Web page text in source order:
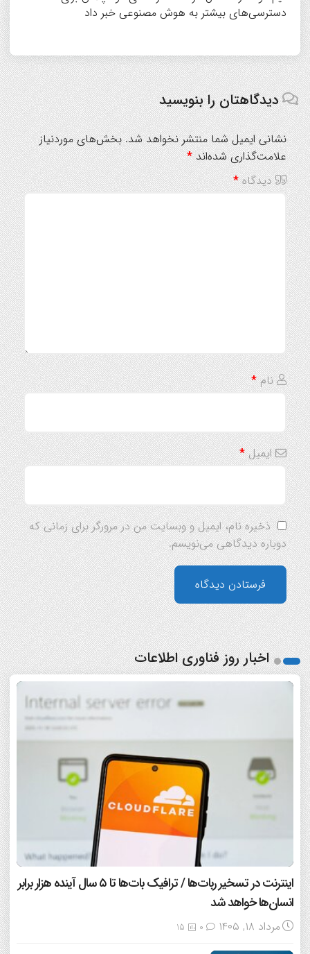
دسترسی‌های بیشتر به هوش مصنوعی خبر داد
دیدگاهتان را بنویسید
نشانی ایمیل شما منتشر نخواهد شد. بخش‌های موردنیاز
علامت‌گذاری شده‌اند*
دیدگاه*
نام*
ایمیل*
ذخیره نام، ایمیل و وبسایت من در مرورگر برای زمانی که
دوباره دیدگاهی می‌نویسم.
اخبار روز فناوری اطلاعات
اینترنت در تسخیر ربات‌ها / ترافیک بات‌ها تا ۵ سال آینده هزار برابر
انسان‌ها خواهد شد
مرداد ۱۸, ۱۴۰۵ 15